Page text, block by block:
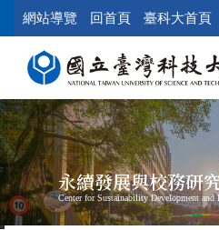
到
內
容
區
塊
網站導覽 回首頁 臺科大首頁
永續發展與校務研
Center for Sustainability Development and